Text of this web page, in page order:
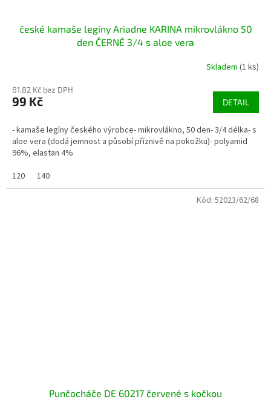
české kamaše legíny Ariadne KARINA mikrovlákno 50
den ČERNÉ 3/4 s aloe vera
Skladem (1 ks)
81,82 Kč bez DPH
99 Kč DETAIL
- kamaše legíny českého výrobce- mikrovlákno, 50 den- 3/4 délka- s
aloe vera (dodá jemnost a působí příznivě na pokožku)- polyamid
96%, elastan 4%
120
140
Punčocháče DE 60217 červené s kočkou
Kód: 52023/62/68